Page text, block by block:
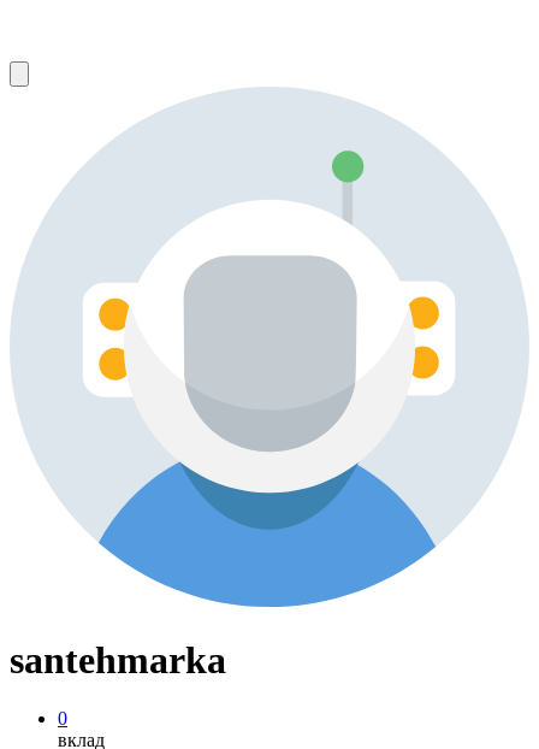
santehmarka
0
вклад